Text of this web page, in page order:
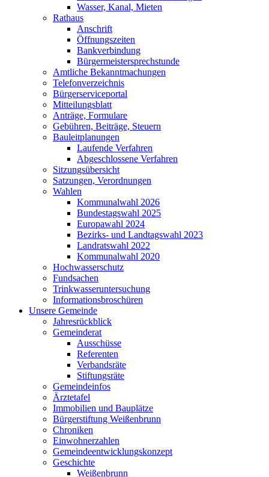
Wasser, Kanal, Mieten
Rathaus
Anschrift
Öffnungszeiten
Bankverbindung
Bürgermeistersprechstunde
Amtliche Bekanntmachungen
Telefonverzeichnis
Bürgerserviceportal
Mitteilungsblatt
Anträge, Formulare
Gebühren, Beiträge, Steuern
Bauleitplanungen
Laufende Verfahren
Abgeschlossene Verfahren
Sitzungsübersicht
Satzungen, Verordnungen
Wahlen
Kommunalwahl 2026
Bundestagswahl 2025
Europawahl 2024
Bezirks- und Landtagswahl 2023
Landratswahl 2022
Kommunalwahl 2020
Hochwasserschutz
Fundsachen
Trinkwasseruntersuchung
Informationsbroschüren
Unsere Gemeinde
Jahresrückblick
Gemeinderat
Ausschüsse
Referenten
Verbandsräte
Stiftungsräte
Gemeindeinfos
Ärztetafel
Immobilien und Bauplätze
Bürgerstiftung Weißenbrunn
Chroniken
Einwohnerzahlen
Gemeindeentwicklungskonzept
Geschichte
Weißenbrunn